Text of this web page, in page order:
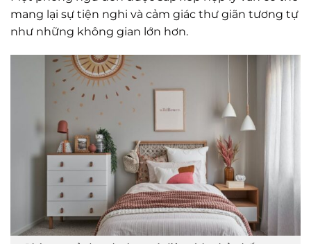
mang lại sự tiện nghi và cảm giác thư giãn tương tự
như những không gian lớn hơn.